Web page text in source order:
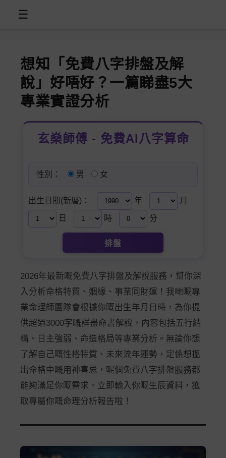
☰
想知「免費八字排盤及解
說」好唔好？一篇睇盡5大
專業實證分析
玄燊師傅 - 免費AI八字算命
性別： 男 女
出生日期(新曆)： 年 月
日 時 分
排盤
2026年最新嘅免費八字排盤及解說服務，幫你深
入分析命格特質、姻緣、事業同財運！我哋嘅專
業命理師團隊會根據你嘅出生年月日時，為你提
供超過3000字嘅詳盡命書解說，內容包括五行結
構、日主強弱、命造格局等專業分析。無論你想
了解自己嘅性格特質、未來流年運勢，定係想搵
出命格中嘅用神喜忌，呢個免費八字排盤服務都
能夠滿足你嘅需求。立即輸入你嘅生辰資料，獲
取專屬你嘅命理分析報告啦！